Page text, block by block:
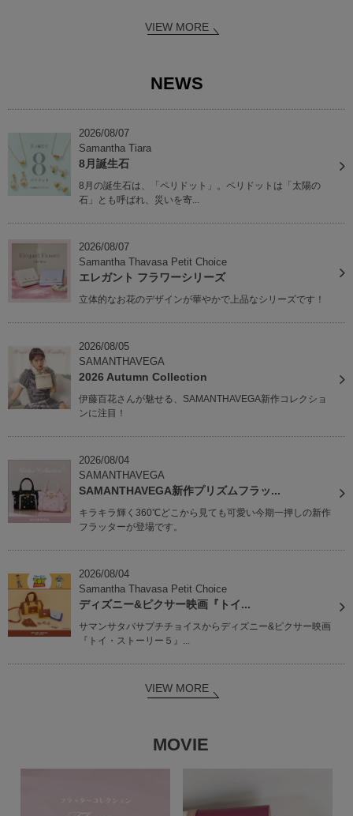
VIEW MORE
NEWS
2026/08/07
Samantha Tiara
8月誕生石
8月の誕生石は、「ペリドット」。ペリドットは「太陽の
石」とも呼ばれ、災いを寄...
2026/08/07
Samantha Thavasa Petit Choice
エレガント フラワーシリーズ
立体的なお花のデザインが華やかで上品なシリーズです！
2026/08/05
SAMANTHAVEGA
2026 Autumn Collection
伊藤百花さんが魅せる、SAMANTHAVEGA新作コレクショ
ンに注目！
2026/08/04
SAMANTHAVEGA
SAMANTHAVEGA新作プリズムフラッ...
キラキラ輝く360℃どこから見ても可愛い今期一押しの新作
フラッターが登場です。
2026/08/04
Samantha Thavasa Petit Choice
ディズニー&ピクサー映画『トイ...
サマンサタバサプチチョイスからディズニー&ピクサー映画
『トイ・ストーリー５』...
VIEW MORE
MOVIE